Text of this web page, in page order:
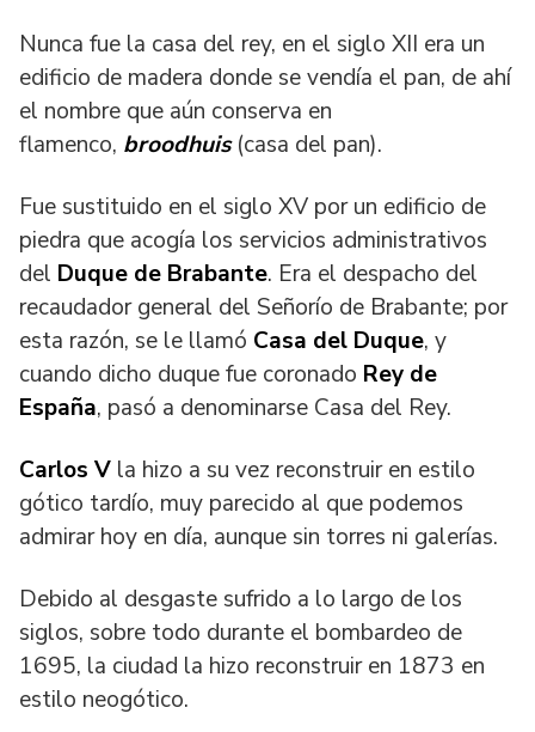
Nunca fue la casa del rey, en el siglo XII era un
edificio de madera donde se vendía el pan, de ahí
el nombre que aún conserva en
flamenco, broodhuis(casa del pan).
Fue sustituido en el siglo XV por un edificio de
piedra que acogía los servicios administrativos
del Duque de Brabante. Era el despacho del
recaudador general del Señorío de Brabante; por
esta razón, se le llamó Casa del Duque, y
cuando dicho duque fue coronado Rey de
España, pasó a denominarse Casa del Rey.
Carlos V la hizo a su vez reconstruir en estilo
gótico tardío, muy parecido al que podemos
admirar hoy en día, aunque sin torres ni galerías.
Debido al desgaste sufrido a lo largo de los
siglos, sobre todo durante el bombardeo de
1695, la ciudad la hizo reconstruir en 1873 en
estilo neogótico.